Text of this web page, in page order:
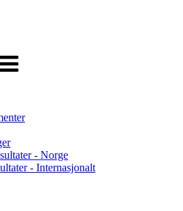
navigasjon
- Norge
- Internasjonalt